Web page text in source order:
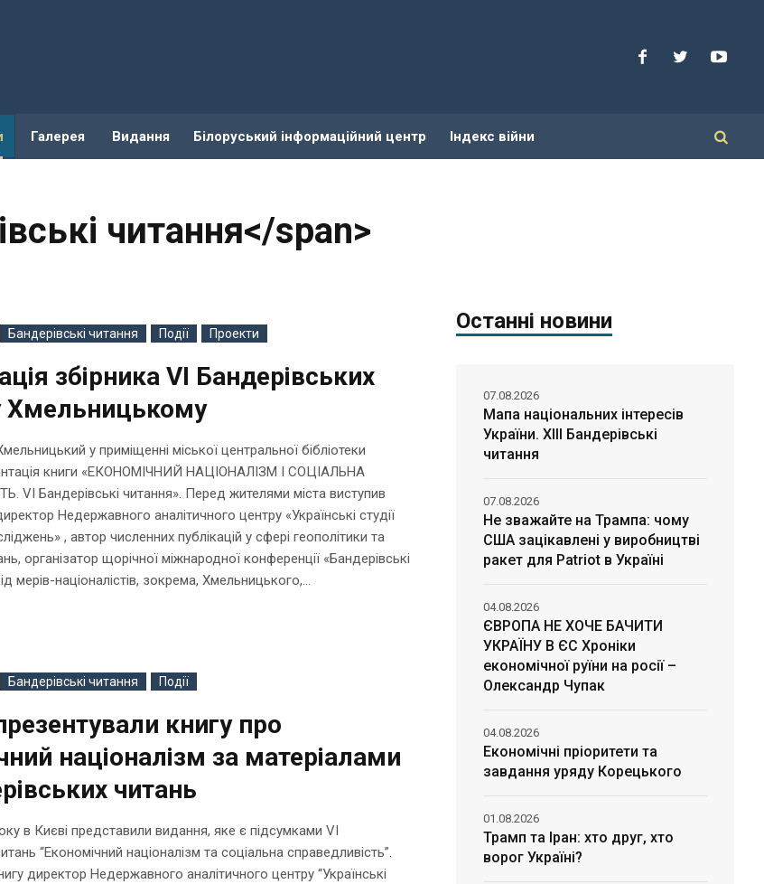
Галерея Видання Білоруський інформаційний центр Індекс війни
читання</span>
Бандерівські читання Події Проекти
збірника VІ Бандерівських
Хмельницькому
у приміщенні міської центральної бібліотеки
книги «ЕКОНОМІЧНИЙ НАЦІОНАЛІЗМ І СОЦІАЛЬНА
VІ Бандерівські читання». Перед жителями міста виступив
Недержавного аналітичного центру «Українські студії
, автор численних публікацій у сфері геополітики та
організатор щорічної міжнародної конференції «Бандерівські
мерів-націоналістів, зокрема, Хмельницького,...
Бандерівські читання Події
книгу про
націоналізм за матеріалами
читань
в Києві представили видання, яке є підсумками VI
“Економічний націоналізм та соціальна справедливість”.
директор Недержавного аналітичного центру “Українські
Останні новини
Мапа національних інтересів
України. ХІІІ Бандерівські
читання
07.08.2026
Не зважайте на Трампа: чому
США зацікавлені у виробництві
ракет для Patriot в Україні
07.08.2026
ЄВРОПА НЕ ХОЧЕ БАЧИТИ
УКРАЇНУ В ЄС Хроніки
економічної руїни на росії –
Олександр Чупак
04.08.2026
Економічні пріоритети та
завдання уряду Корецького
04.08.2026
Трамп та Іран: хто друг, хто
ворог Україні?
01.08.2026